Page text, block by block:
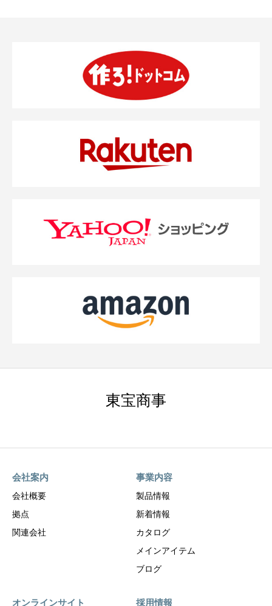
東宝商事
会社案内
会社概要
拠点
関連会社
事業内容
製品情報
新着情報
カタログ
メインアイテム
ブログ
オンラインサイト 採用情報